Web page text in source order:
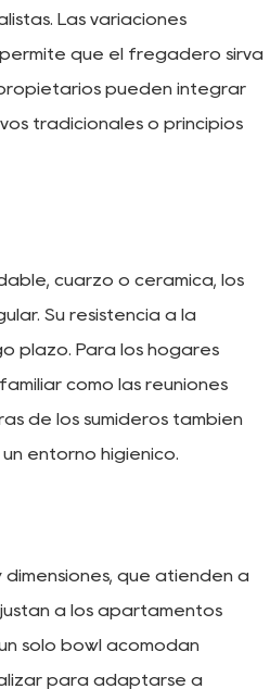
Las variaciones
que el fregadero sirva
pueden integrar
tradicionales o principios
cuarzo o cerámica, los
Su resistencia a la
plazo. Para los hogares
como las reuniones
de los sumideros también
entorno higiénico.
que atienden a
a los apartamentos
solo bowl acomodan
para adaptarse a